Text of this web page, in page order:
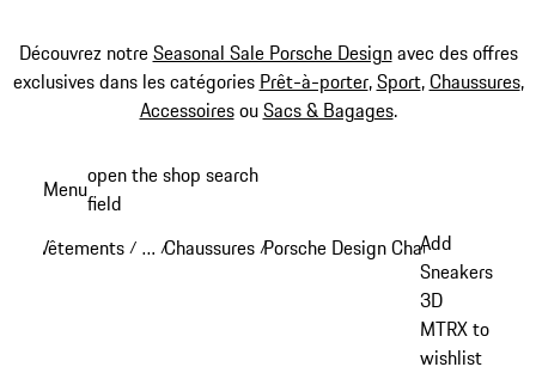
Découvrez notreSeasonal Sale Porsche Designavec des offres
exclusives dans les catégories Prêt-à-porter,Sport,Chaussures,
AccessoiresouSacs & Bagages.
principal
Menuopen the shop search
field
Vêtements / …
Reveal collapsed breadcrumb items
/Chaussures /Porsche Design Chaussures
Add
Sneakers
3D
MTRX to
wishlist